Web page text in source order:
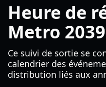
Heure de
Metro 2039
Ce suivi de sortie se
calendrier des
distribution liés aux